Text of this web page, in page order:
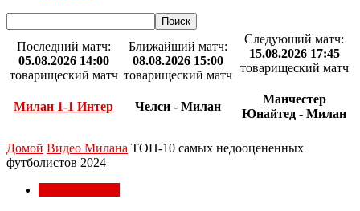
Последний матч:
05.08.2026 14:00
товарищеский матч
Милан 1-1 Интер
Ближайший матч:
08.08.2026 15:00
товарищеский матч
Челси - Милан
Следующий матч:
15.08.2026 17:45
товарищеский матч
Манчестер
Юнайтед - Милан
Домой Видео Милана ТОП-10 самых недооцененных
футболистов 2024